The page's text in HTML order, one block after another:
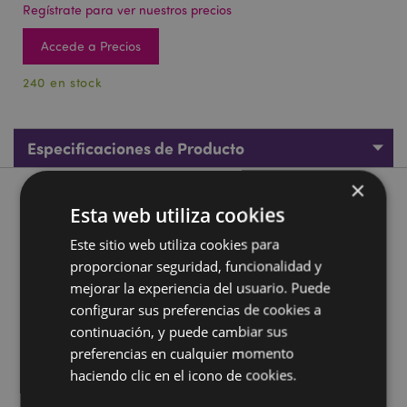
Regístrate para ver nuestros precios
Accede a Precios
240 en stock
Especificaciones de Producto
Portavelas Ángel Querubín blanco
Material:Resina
Tipo de Vela: Vela de Té
Vela Incluída:No
Información complementaria:
×
Esta web utiliza cookies
Este sitio web utiliza cookies para
proporcionar seguridad, funcionalidad y
mejorar la experiencia del usuario. Puede
configurar sus preferencias de cookies a
continuación, y puede cambiar sus
preferencias en cualquier momento
haciendo clic en el icono de cookies.